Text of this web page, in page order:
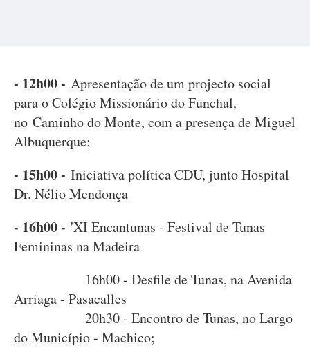
- 12h00 - Apresentação de um projecto social
para o Colégio Missionário do Funchal,
no Caminho do Monte, com a presença de Miguel
Albuquerque;
- 15h00 - Iniciativa política CDU, junto Hospital
Dr. Nélio Mendonça
- 16h00 - 'XI Encantunas - Festival de Tunas
Femininas na Madeira
16h00 - Desfile de Tunas, na Avenida
Arriaga - Pasacalles
20h30 - Encontro de Tunas, no Largo
do Município - Machico;